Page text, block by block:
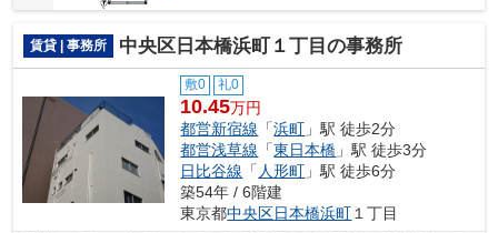
賃貸 | 事務所 中央区日本橋浜町１丁目の事務所
敷0 礼0
10.45万円
都営新宿線 「浜町 」駅 徒歩2分
都営浅草線 「東日本橋 」駅 徒歩3分
日比谷線 「 人形町 」駅 徒歩6分
築54年 / 6階建
東京都中央区日本橋浜町 １丁目